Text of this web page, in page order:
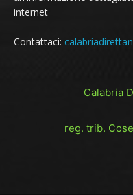
internet
Contattaci:
Calabria
reg. trib.